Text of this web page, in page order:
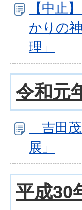
【中止
かりの
理」
令和元
「吉田
展」
平成30